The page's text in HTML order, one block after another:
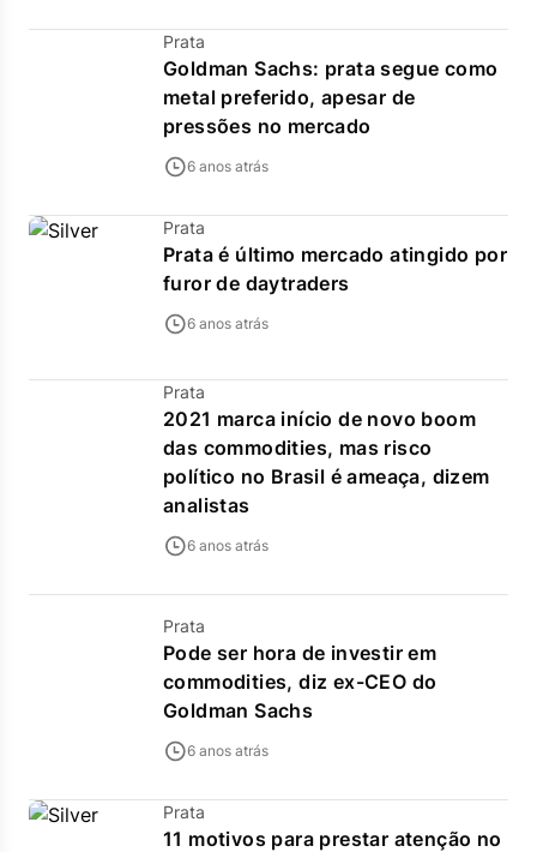
Prata
Goldman Sachs: prata segue como
metal preferido, apesar de
pressões no mercado
6 anos atrás
Prata
Prata é último mercado atingido por
furor de daytraders
6 anos atrás
Prata
2021 marca início de novo boom
das commodities, mas risco
político no Brasil é ameaça, dizem
analistas
6 anos atrás
Prata
Pode ser hora de investir em
commodities, diz ex-CEO do
Goldman Sachs
6 anos atrás
Prata
11 motivos para prestar atenção no